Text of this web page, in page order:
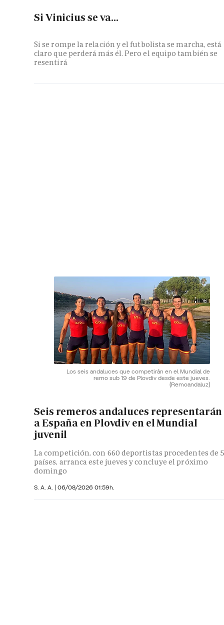
Si Vinicius se va...
Si se rompe la relación y el futbolista se marcha, está
claro que perderá más él. Pero el equipo también se
resentirá
Los seis andaluces que competirán en el Mundial de
remo sub 19 de Plovdiv desde este jueves.
(Remoandaluz)
Seis remeros andaluces representarán
a España en Plovdiv en el Mundial
juvenil
La competición, con 660 deportistas procedentes de
países, arranca este jueves y concluye el próximo
domingo
S. A. A. | 06/08/2026 01:59h.